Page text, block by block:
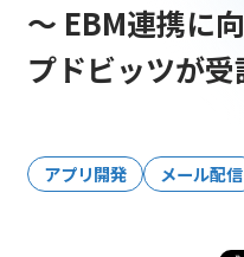
～ EBM連携に
プドビッツが
アプリ開発 メール配信